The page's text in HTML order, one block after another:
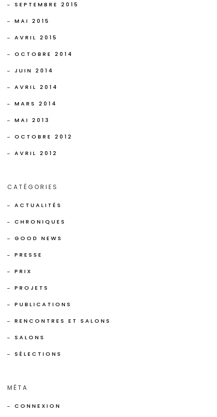
SEPTEMBRE 2015
MAI 2015
AVRIL 2015
OCTOBRE 2014
JUIN 2014
AVRIL 2014
MARS 2014
MAI 2013
OCTOBRE 2012
AVRIL 2012
CATÉGORIES
ACTUALITÉS
CHRONIQUES
GOOD NEWS
PRESSE
PRIX
PROJETS
PUBLICATIONS
RENCONTRES ET SALONS
SALONS
SÉLECTIONS
MÉTA
CONNEXION